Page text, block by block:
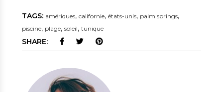
TAGS: amériques, californie, états-unis, palm springs,
piscine, plage, soleil, tunique
SHARE: